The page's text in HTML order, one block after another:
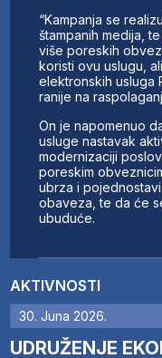
AKTIVNOSTI
30. Juna 2026.
UDRUŽENJE
“Kampanja se
štampanih medija,
više poreskih
koristi ovu uslugu,
elektronskih usluga
ranije na
On je napomenuo
usluge nastavak
modernizaciji
poreskim
ubrza i
obaveza, te da će
ubuduće.